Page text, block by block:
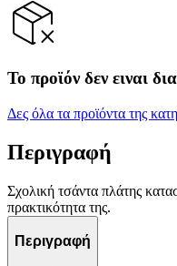
Το προϊόν δεν ειναι
Δες όλα τα προϊόντα της
Περιγραφή
Σχολική τσάντα πλάτης
πρακτικότητα της.
Περιγραφή